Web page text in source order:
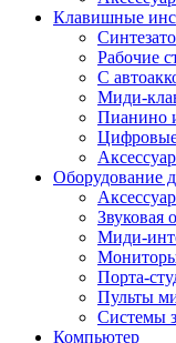
Клавишные
Рабочие
С
Миди-
Пианино
Оборудование
Звуковая
Миди-
Порта-
Пульты
Системы
Компьютер